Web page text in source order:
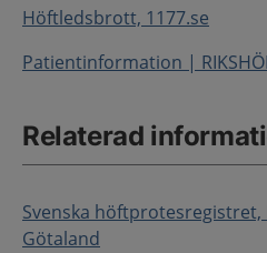
Höftledsbrott, 1177.se
Patientinformation |
Relaterad
Svenska
Götaland